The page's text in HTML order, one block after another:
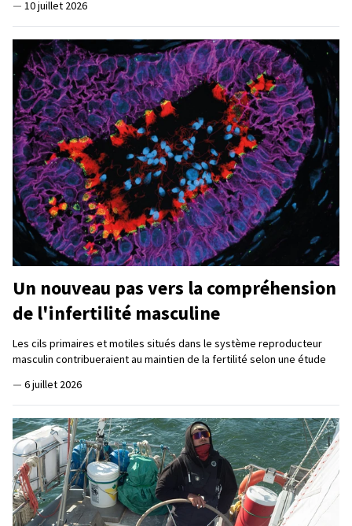
— 10 juillet 2026
Un nouveau pas vers la compréhension
de l'infertilité masculine
Les cils primaires et motiles situés dans le système reproducteur
masculin contribueraient au maintien de la fertilité selon une étude
— 6 juillet 2026